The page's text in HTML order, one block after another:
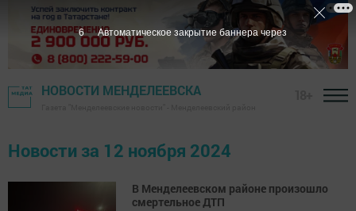
НОВОСТИ МЕНДЕЛЕЕВСКА
Новости за 12 ноября 2024
В Менделеевском районе произошло
смертельное ДТП
5 Автоматическое закрытие баннера через